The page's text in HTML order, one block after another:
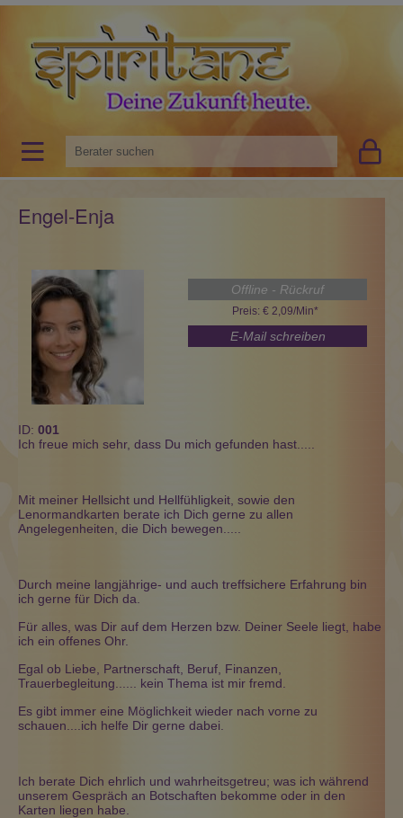
Engel-Enja
Offline - Rückruf
Preis: € 2,09/Min*
E-Mail schreiben
ID: 001
Ich freue mich sehr, dass Du mich gefunden hast.....
Mit meiner Hellsicht und Hellfühligkeit, sowie den
Lenormandkarten berate ich Dich gerne zu allen
Angelegenheiten, die Dich bewegen.....
Durch meine langjährige- und auch treffsichere Erfahrung bin
ich gerne für Dich da.
Für alles, was Dir auf dem Herzen bzw. Deiner Seele liegt, habe
ich ein offenes Ohr.
Egal ob Liebe, Partnerschaft, Beruf, Finanzen,
Trauerbegleitung...... kein Thema ist mir fremd.
Es gibt immer eine Möglichkeit wieder nach vorne zu
schauen....ich helfe Dir gerne dabei.
Ich berate Dich ehrlich und wahrheitsgetreu; was ich während
unserem Gespräch an Botschaften bekomme oder in den
Karten liegen habe.